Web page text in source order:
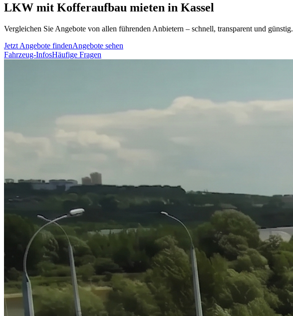
LKW mit Kofferaufbau mieten in Kassel
Vergleichen Sie Angebote von allen führenden Anbietern – schnell, transparent und günstig.
Jetzt Angebote findenAngebote sehen
Fahrzeug-InfosHäufige Fragen